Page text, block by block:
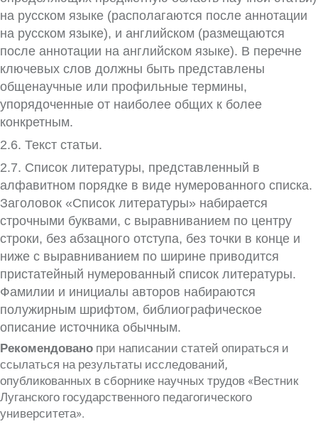
на русском языке (располагаются после аннотации
на русском языке), и английском (размещаются
после аннотации на английском языке). В перечне
ключевых слов должны быть представлены
общенаучные или профильные термины,
упорядоченные от наиболее общих к более
конкретным.
2.6. Текст статьи.
2.7. Список литературы, представленный в
алфавитном порядке в виде нумерованного списка.
Заголовок «Список литературы» наби­рается
строчными буквами, с выравниванием по центру
строки, без абзацного отступа, без точки в конце и
ниже с выравниванием по ширине приводится
пристатейный нумерованный список литературы.
Фамилии и инициалы авторов набираются
полужирным шрифтом, библио­графическое
описание источника обычным.
Рекомендовано при написании статей опираться и
ссылаться на результаты исследований,
опубликованных в сборнике научных трудов «Вестник
Луганского государственного педагогического
университета».